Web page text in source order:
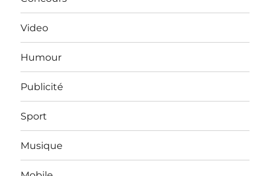
Video
Humour
Publicité
Sport
Musique